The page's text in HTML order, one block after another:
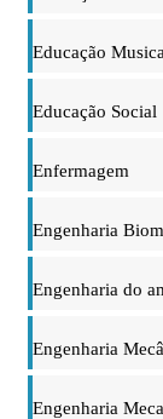
Educação
Educação Social
Enfermagem
Engenharia
Engenharia do
Engenharia
Engenharia